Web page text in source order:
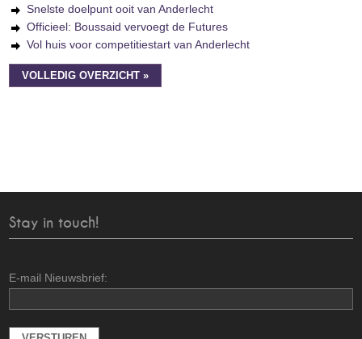
Snelste doelpunt ooit van Anderlecht
Officieel: Boussaid vervoegt de Futures
Vol huis voor competitiestart van Anderlecht
VOLLEDIG OVERZICHT »
Stay in touch!
E-mail Nieuwsbrief: